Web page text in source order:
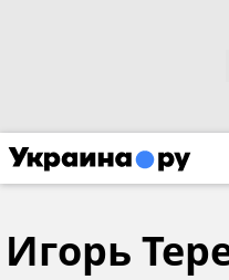
Игорь